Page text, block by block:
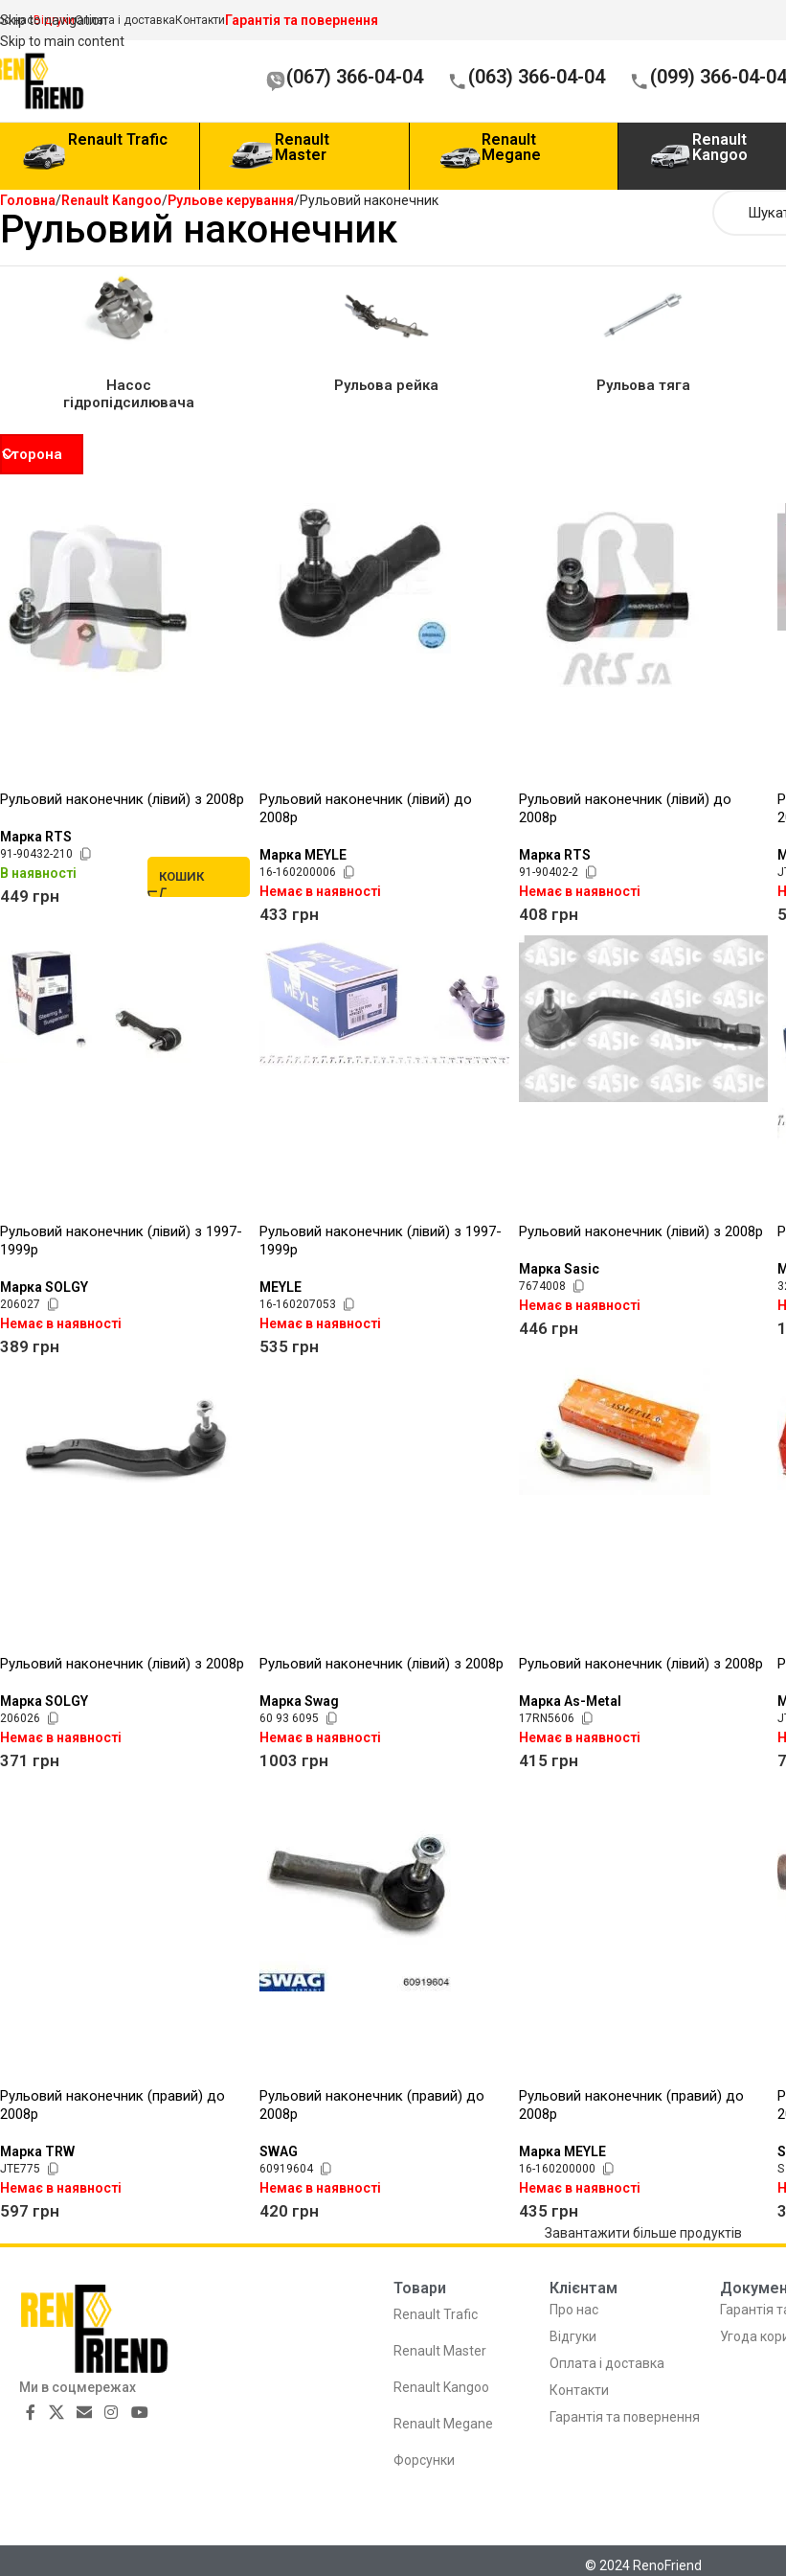
Skip to navigation
Skip to main content
насВідгукиОплата і доставка КонтактиГарантія та повернення
(067) 366-04-04 (063) 366-04-04 (099) 366-04-04
Renault Trafic
Renault
Master
Renault
Megane
Renault
Kangoo
Головна Renault Kangoo Рульове керування Рульовий наконечник
Рульовий наконечник
Насос
гідропідсилювача
Рульова рейка Рульова тяга
Сторона
Рульовий наконечник (лівий) з 2008р
Марка RTS
91-90432-210
В наявності
449 грн
КОШИК
Рульовий наконечник (лівий) до
2008р
Марка MEYLE
16-160200006
Немає в наявності
433 грн
Рульовий наконечник (лівий) до
2008р
Марка RTS
91-90402-2
Немає в наявності
408 грн
Рульовий наконечник (лівий) з 1997-
1999р
Марка SOLGY
206027
Немає в наявності
389 грн
Рульовий наконечник (лівий) з 1997-
1999р
MEYLE
16-160207053
Немає в наявності
535 грн
Рульовий наконечник (лівий) з 2008р
Марка Sasic
7674008
Немає в наявності
446 грн
Рульовий наконечник (лівий) з 2008р
Марка SOLGY
206026
Немає в наявності
371 грн
Рульовий наконечник (лівий) з 2008р
Марка Swag
60 93 6095
Немає в наявності
1003 грн
Рульовий наконечник (лівий) з 2008р
Марка As-Metal
17RN5606
Немає в наявності
415 грн
Рульовий наконечник (правий) до
2008р
Марка TRW
JTE775
Немає в наявності
597 грн
Рульовий наконечник (правий) до
2008р
SWAG
60919604
Немає в наявності
420 грн
Рульовий наконечник (правий) до
2008р
Марка MEYLE
16-160200000
Немає в наявності
435 грн
Завантажити більше продуктів
Ми в соцмережах
Товари
Renault Trafic
Renault Master
Renault Kangoo
Renault Megane
Форсунки
Клієнтам
Про нас
Відгуки
Оплата і доставка
Контакти
Гарантія та повернення
Гарантія
Угода
© 2024 RenoFriend